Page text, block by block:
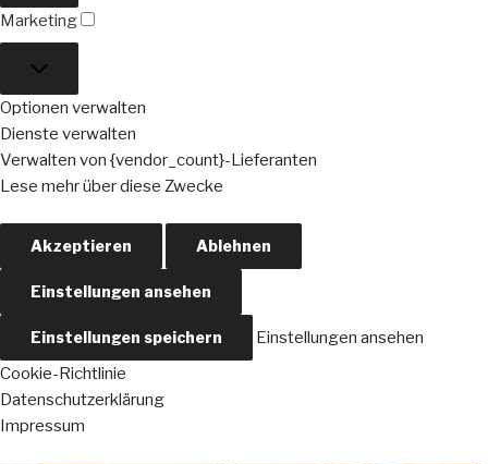
Marketing
Optionen verwalten
Dienste verwalten
Verwalten von {vendor_count}-Lieferanten
Lese mehr über diese Zwecke
Akzeptieren Ablehnen
Einstellungen ansehen
Einstellungen speichern
Einstellungen ansehen
Cookie-Richtlinie
Datenschutzerklärung
Impressum